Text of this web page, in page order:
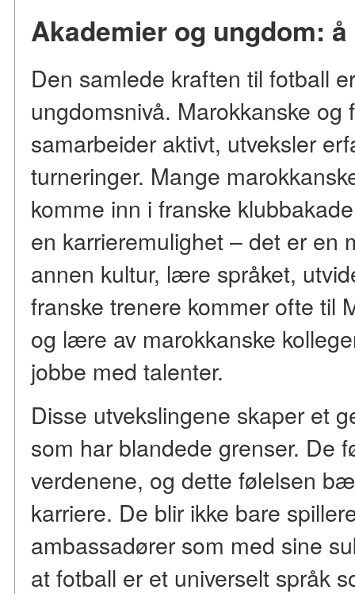
Akademier og ungdom:
Den samlede kraften til fotball
ungdomsnivå. Marokkanske og
samarbeider aktivt, utveksler
turneringer. Mange
komme inn i franske
en karrieremulighet – det er en
annen kultur, lære språket,
franske trenere kommer ofte til
og lære av marokkanske
jobbe med talenter.
Disse utvekslingene skaper et
som har blandede grenser. De
verdenene, og dette følelsen
karriere. De blir ikke bare
ambassadører som med sine
at fotball er et universelt språk